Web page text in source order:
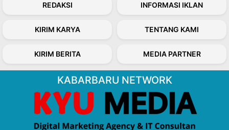
REDAKSI INFORMASI IKLAN
KIRIM KARYA TENTANG KAMI
KIRIM BERITA MEDIA PARTNER
KABARBARU NETWORK